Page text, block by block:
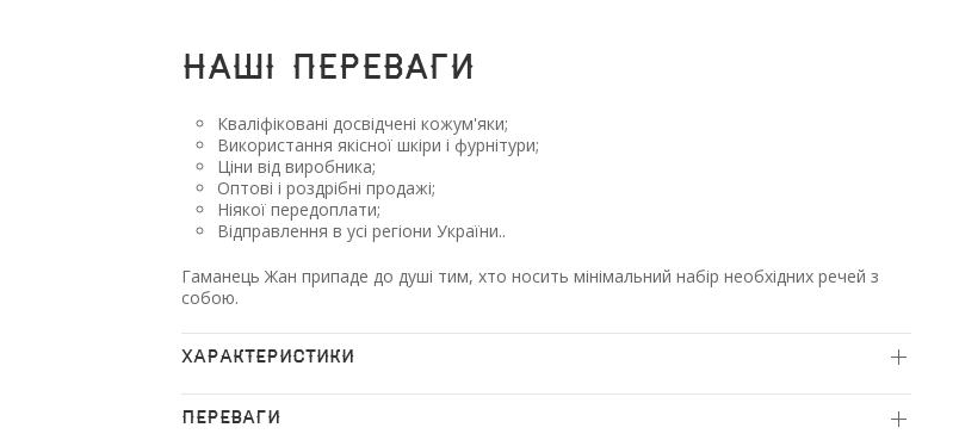
Наші переваги
Кваліфіковані досвідчені кожум'яки;
Використання якісної шкіри і фурнітури;
Ціни від виробника;
Оптові і роздрібні продажі;
Ніякої передоплати;
Відправлення в усі регіони України..
Гаманець Жан припаде до душі тим, хто носить мінімальний набір необхідних речей з
собою.
ХАРАКТЕРИСТИКИ
ПЕРЕВАГИ